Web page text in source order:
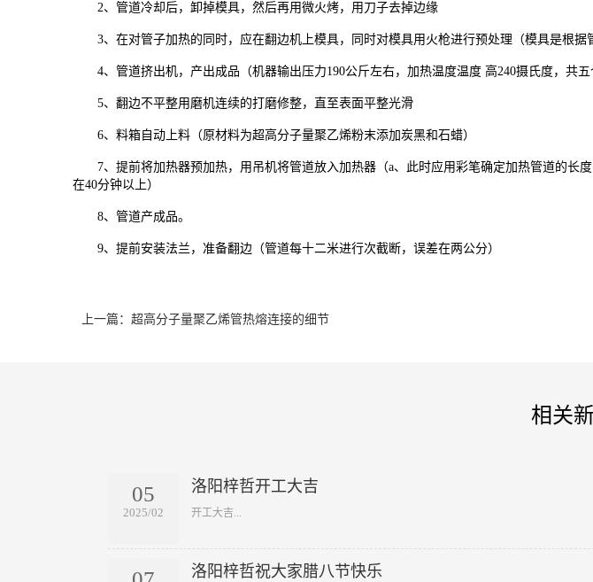
2、管道冷却后，卸掉模具，然后再用微火烤，用刀子去掉边缘
3、在对管子加热的同时，应在翻边机上模具，同时对模具用火枪进行预处理（模具是根据
4、管道挤出机，产出成品（机器输出压力190公斤左右，加热温度温度 高240摄氏度，共
5、翻边不平整用磨机连续的打磨修整，直至表面平整光滑
6、料箱自动上料（原材料为超高分子量聚乙烯粉末添加炭黑和石蜡）
7、提前将加热器预加热，用吊机将管道放入加热器（a、此时应用彩笔确定加热管道的长
在40分钟以上）
8、管道产成品。
9、提前安装法兰，准备翻边（管道每十二米进行次截断，误差在两公分）
上一篇：超高分子量聚乙烯管热熔连接的细节
相关
05
2025/02
洛阳梓哲开工大吉
​开工大吉...
洛阳梓哲祝大家腊八节快乐